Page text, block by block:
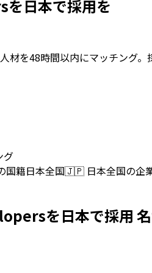
日本で採用を
を48時間以内にマッチング。
グ
国籍日本全国🇯🇵 日本全国の企
を日本で採用 名